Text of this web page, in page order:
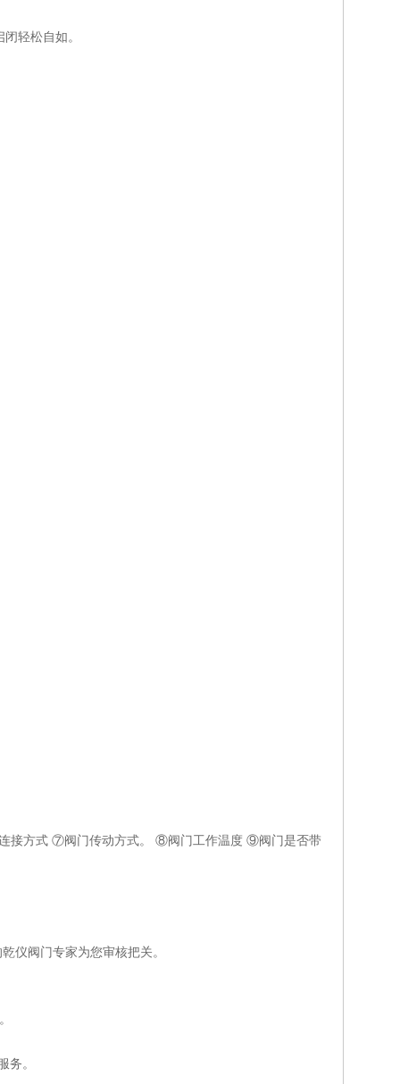
轻松自如。
方式 ⑦阀门传动方式。 ⑧阀门工作温度 ⑨阀门是否带
仪阀门专家为您审核把关。
务。